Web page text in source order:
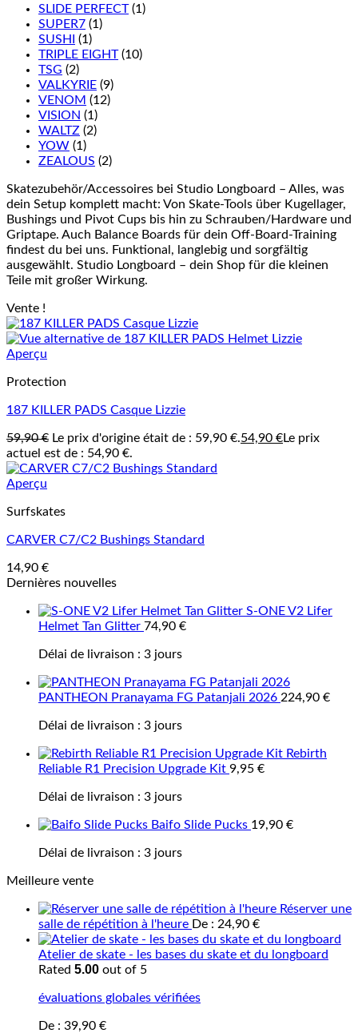
SLIDE PERFECT (1)
SUPER7 (1)
SUSHI
(1)
TRIPLE EIGHT (10)
TSG (2)
VALKYRIE (9)
VENOM (12)
VISION (1)
WALTZ (2)
YOW (1)
ZEALOUS (2)
Skatezubehör/Accessoires bei Studio Longboard – Alles, was
dein Setup komplett macht: Von Skate-Tools über Kugellager,
Bushings und Pivot Cups bis hin zu Schrauben/Hardware und
Griptape. Auch Balance Boards für dein Off-Board-Training
findest du bei uns. Funktional, langlebig und sorgfältig
ausgewählt. Studio Longboard – dein Shop für die kleinen
Teile mit großer Wirkung.
Vente !
Aperçu
Protection
187 KILLER PADS Casque Lizzie
59,90€ Le prix d'origine était de : 59,90 €.54,90 €Le prix
actuel est de : 54,90 €.
Aperçu
Surfskates
CARVER C7/C2 Bushings Standard
14,90 €
Dernières nouvelles
S-ONE V2 Lifer
Helmet Tan Glitter 74,90 €
Délai de livraison : 3 jours
PANTHEON Pranayama FG Patanjali 2026 224,90 €
Délai de livraison : 3 jours
Rebirth
Reliable R1 Precision Upgrade Kit 9,95 €
Délai de livraison : 3 jours
Baifo Slide Pucks 19,90 €
Délai de livraison : 3 jours
Meilleure vente
Réserver une
salle de répétition à l'heure De : 24,90 €
Atelier de skate - les bases du skate et du longboard
Rated 5.00 out of 5
évaluations globales vérifiées
De : 39,90 €